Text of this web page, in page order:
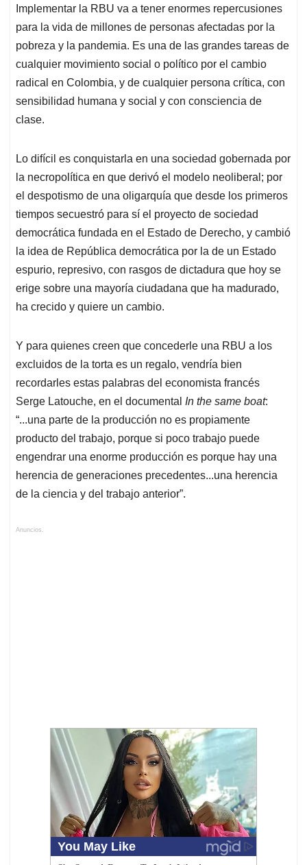
Implementar la RBU va a tener enormes repercusiones
para la vida de millones de personas afectadas por la
pobreza y la pandemia. Es una de las grandes tareas de
cualquier movimiento social o político por el cambio
radical en Colombia, y de cualquier persona crítica, con
sensibilidad humana y social y con consciencia de
clase.
Lo difícil es conquistarla en una sociedad gobernada por
la necropolítica en que derivó el modelo neoliberal; por
el despotismo de una oligarquía que desde los primeros
tiempos secuestró para sí el proyecto de sociedad
democrática fundada en el Estado de Derecho, y cambió
la idea de República democrática por la de un Estado
espurio, represivo, con rasgos de dictadura que hoy se
erige sobre una mayoría ciudadana que ha madurado,
ha crecido y quiere un cambio.
Y para quienes creen que concederle una RBU a los
excluidos de la torta es un regalo, vendría bien
recordarles estas palabras del economista francés
Serge Latouche, en el documental In the same boat:
“...una parte de la producción no es propiamente
producto del trabajo, porque si poco trabajo puede
engendrar una enorme producción es porque hay una
herencia de generaciones precedentes...una herencia
de la ciencia y del trabajo anterior”.
Anuncios.